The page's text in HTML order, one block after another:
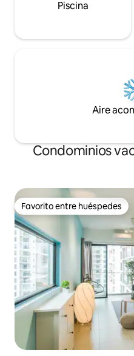
Piscina
Aire
Condominios
Favorito entre huéspedes
Favorito entre huéspedes